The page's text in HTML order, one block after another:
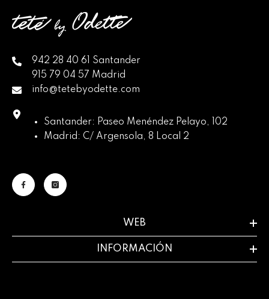
942 28 40 61 Santander
915 79 04 57 Madrid
info@tetebyodette.com
Santander: Paseo Menéndez Pelayo, 102
Madrid: C/ Argensola, 8 Local 2
WEB
INFORMACIÓN